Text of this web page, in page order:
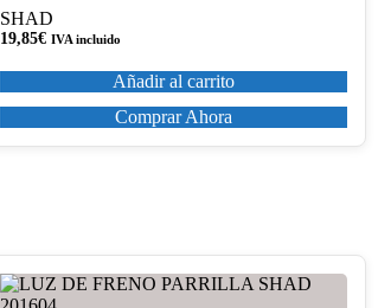
SHAD
19,85€ IVA incluido
Añadir al carrito
Comprar Ahora